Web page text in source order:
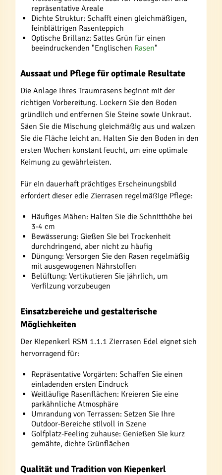
repräsentative Areale
Dichte Struktur: Schafft einen gleichmäßigen,
feinblättrigen Rasenteppich
Optische Brillanz: Sattes Grün für einen
beeindruckenden "Englischen Rasen"
Aussaat und Pflege für optimale Resultate
Die Anlage Ihres Traumrasens beginnt mit der
richtigen Vorbereitung. Lockern Sie den Boden
gründlich und entfernen Sie Steine sowie Unkraut.
Säen Sie die Mischung gleichmäßig aus und walzen
Sie die Fläche leicht an. Halten Sie den Boden in den
ersten Wochen konstant feucht, um eine optimale
Keimung zu gewährleisten.
Für ein dauerhaft prächtiges Erscheinungsbild
erfordert dieser edle Zierrasen regelmäßige Pflege:
Häufiges Mähen: Halten Sie die Schnitthöhe bei
3-4 cm
Bewässerung: Gießen Sie bei Trockenheit
durchdringend, aber nicht zu häufig
Düngung: Versorgen Sie den Rasen regelmäßig
mit ausgewogenen Nährstoffen
Belüftung: Vertikutieren Sie jährlich, um
Verfilzung vorzubeugen
Einsatzbereiche und gestalterische
Möglichkeiten
Der Kiepenkerl RSM 1.1.1 Zierrasen Edel eignet sich
hervorragend für:
Repräsentative Vorgärten: Schaffen Sie einen
einladenden ersten Eindruck
Weitläufige Rasenflächen: Kreieren Sie eine
parkähnliche Atmosphäre
Umrandung von Terrassen: Setzen Sie Ihre
Outdoor-Bereiche stilvoll in Szene
Golfplatz-Feeling zuhause: Genießen Sie kurz
gemähte, dichte Grünflächen
Qualität und Tradition von Kiepenkerl